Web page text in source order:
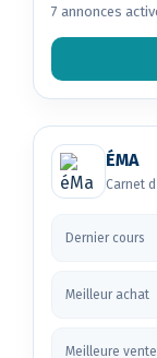
7 annonces
ÉMA
Carnet
Dernier cours
Meilleur achat
Meilleure vente